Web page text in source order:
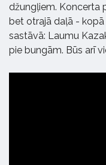
džungļiem. Koncerta
bet otrajā daļā -
sastāvā: Laumu
pie bungām. Būs arī